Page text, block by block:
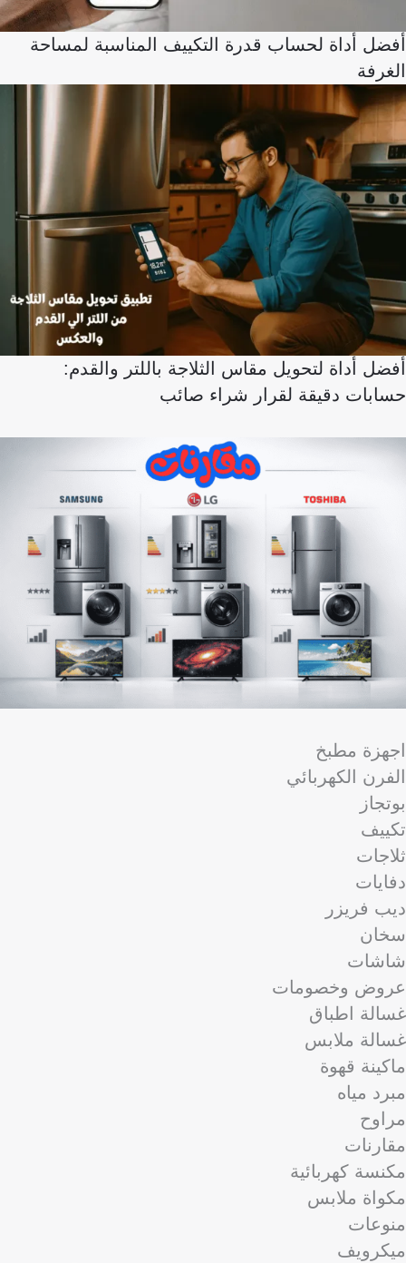
أفضل أداة لحساب قدرة التكييف المناسبة لمساحة
الغرفة
أفضل أداة لتحويل مقاس الثلاجة باللتر والقدم:
حسابات دقيقة لقرار شراء صائب
اجهزة مطبخ
الفرن الكهربائي
بوتجاز
تكييف
ثلاجات
دفايات
ديب فريزر
سخان
شاشات
عروض وخصومات
غسالة اطباق
غسالة ملابس
ماكينة قهوة
مبرد مياه
مراوح
مقارنات
مكنسة كهربائية
مكواة ملابس
منوعات
ميكرويف